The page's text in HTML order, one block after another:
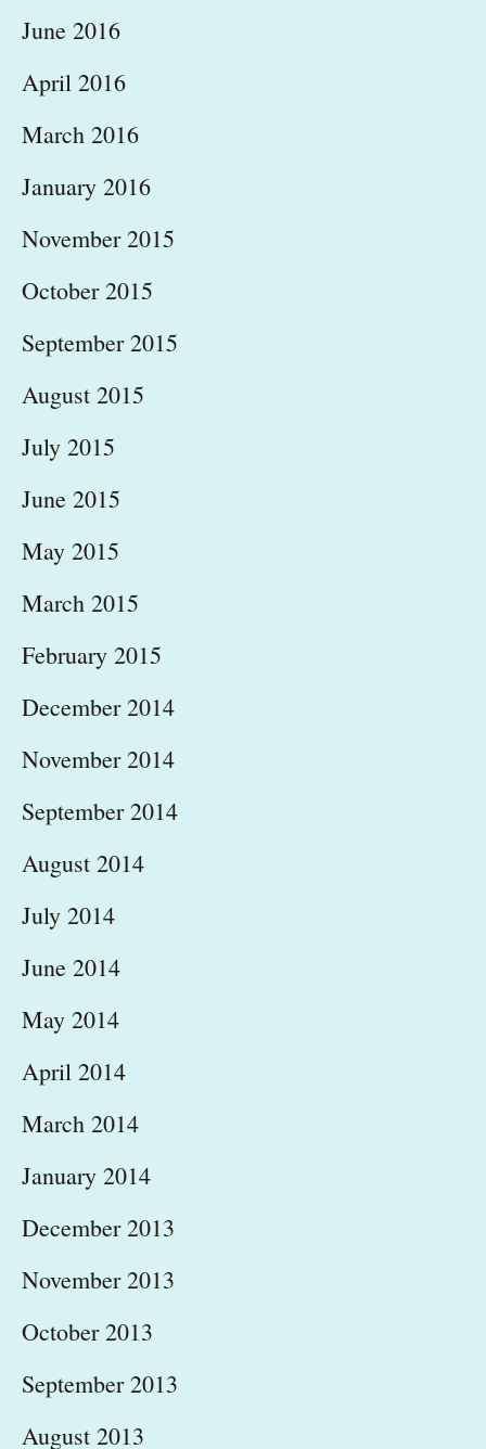
June 2016
April 2016
March 2016
January 2016
November 2015
October 2015
September 2015
August 2015
July 2015
June 2015
May 2015
March 2015
February 2015
December 2014
November 2014
September 2014
August 2014
July 2014
June 2014
May 2014
April 2014
March 2014
January 2014
December 2013
November 2013
October 2013
September 2013
August 2013